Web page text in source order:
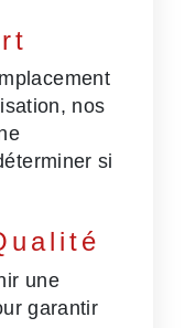
nos
si
une
garantir